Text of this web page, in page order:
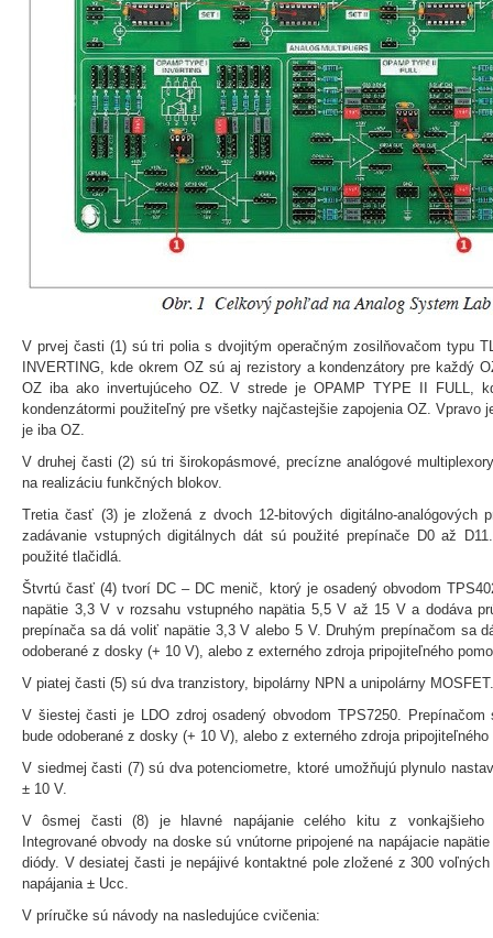
V prvej časti (1) sú tri polia s dvojitým operačným zosilňovačom typu
INVERTING, kde okrem OZ sú aj rezistory a kondenzátory pre každý
OZ iba ako invertujúceho OZ. V strede je OPAMP TYPE II FULL,
kondenzátormi použiteľný pre všetky najčastejšie zapojenia OZ. Vpravo
je iba OZ.
V druhej časti (2) sú tri širokopásmové, precízne analógové
na realizáciu funkčných blokov.
Tretia časť (3) je zložená z dvoch 12-bitových digitálno-analógových
zadávanie vstupných digitálnych dát sú použité prepínače D0 až
použité tlačidlá.
Štvrtú časť (4) tvorí DC – DC menič, ktorý je osadený obvodom
napätie 3,3 V v rozsahu vstupného napätia 5,5 V až 15 V a dodáva
prepínača sa dá voliť napätie 3,3 V alebo 5 V. Druhým prepínačom sa
odoberané z dosky (+ 10 V), alebo z externého zdroja pripojiteľného
V piatej časti (5) sú dva tranzistory, bipolárny NPN a unipolárny MOSFET.
V šiestej časti je LDO zdroj osadený obvodom TPS7250.
bude odoberané z dosky (+ 10 V), alebo z externého zdroja
V siedmej časti (7) sú dva potenciometre, ktoré umožňujú plynulo
± 10 V.
V ôsmej časti (8) je hlavné napájanie celého kitu z vonkajšieho
Integrované obvody na doske sú vnútorne pripojené na napájacie
diódy. V desiatej časti je nepájivé kontaktné pole zložené z 300
napájania ± Ucc.
V príručke sú návody na nasledujúce cvičenia: